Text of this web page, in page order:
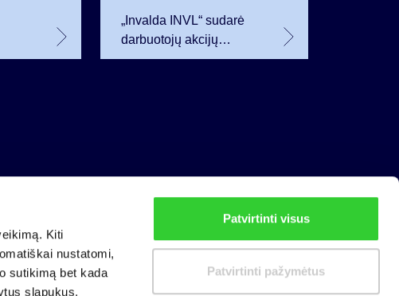
Kiti
nustatomi,
sutikimą bet kada
slapukus.
Patvirtinti visus
Patvirtinti pažymėtus
„Invalda INVL“ sudarė
darbuotojų akcijų
opcionų sutartis
Privatumo politika
Slapukų politika